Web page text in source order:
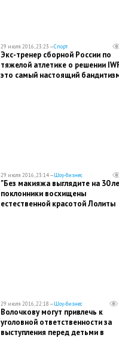
29 июля 2016, 23:23 —Спорт
Экс-тренер сборной России по
тяжелой атлетике о решении
это самый настоящий
29 июля 2016, 23:14 —Шоу-бизнес
"Без макияжа выглядите на 30
поклонники восхищены
естественной красотой Лолиты
29 июля 2016, 22:18 —Шоу-бизнес
Волочкову могут привлечь к
уголовной ответственности за
выступления перед детьми в